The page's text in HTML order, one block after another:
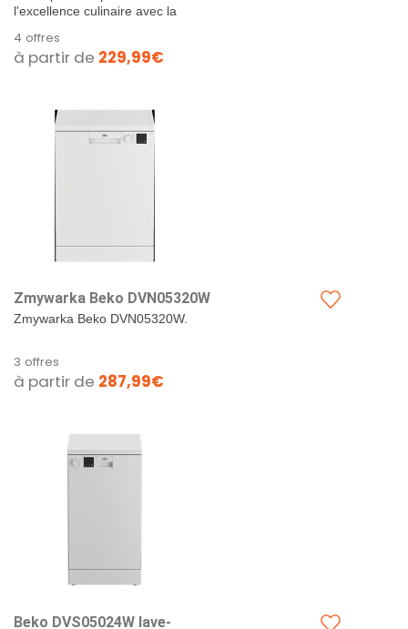
l'excellence culinaire avec la
une plaque de cuisson...
4 offres
à partir de 229,99€
Zmywarka Beko DVN05320W
Zmywarka Beko DVN05320W.
3 offres
à partir de 287,99€
Beko DVS05024W lave-